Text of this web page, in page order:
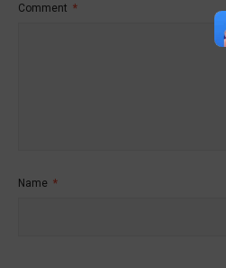
Comment *
Name *